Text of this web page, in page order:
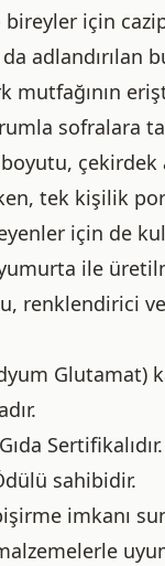
için
adlandırılan
mutfağının
sofralara
tek kişilik
için de
ile
renklendirici ve
Glutamat)
Sertifikalıdır.
sahibidir.
imkanı